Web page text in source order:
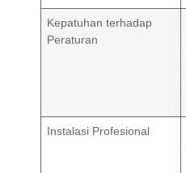
Kepatuhan terhadap
Peraturan
Instalasi Profesional